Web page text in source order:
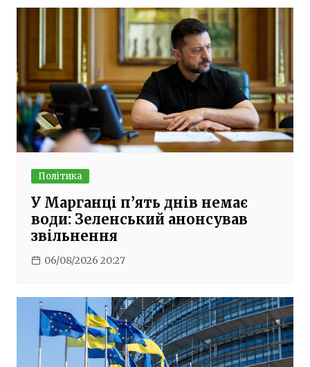
Політика
У Марганці п’ять днів немає
води: Зеленський анонсував
звільнення
06/08/2026 20:27